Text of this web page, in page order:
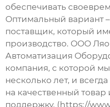
обеспечивать
Оптимальный вариант
поставщик, который
производство. ООО
Автоматизация
компания, с которой
несколько лет, и
на качественный
поддержку. (https://